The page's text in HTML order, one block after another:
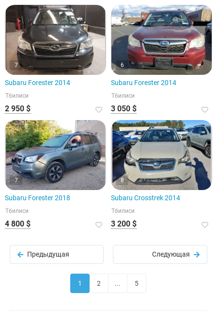
7
Subaru Forester 2014
Тбилиси
2 950 $
6
Subaru Forester 2014
Тбилиси
3 050 $
7
Subaru Forester 2018
Тбилиси
4 800 $
8
Subaru Crosstrek 2014
Тбилиси
3 200 $
Предыдущая Следующая
1 2 ... 5